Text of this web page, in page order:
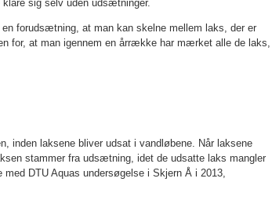
klare sig selv uden udsætninger.
forudsætning, at man kan skelne mellem laks, der er
for, at man igennem en årrække har mærket alle de laks,
inden laksene bliver udsat i vandløbene. Når laksene
stammer fra udsætning, idet de udsatte laks mangler
DTU Aquas undersøgelse i Skjern Å i 2013,